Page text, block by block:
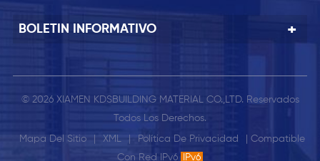
BOLETIN INFORMATIVO
© 2026 XIAMEN KDSBUILDING MATERIAL CO.,LTD. Reservados
Todos Los Derechos.
Mapa Del Sitio XML Política De Privacidad
| Compatible
Con Red IPv6
IPv6